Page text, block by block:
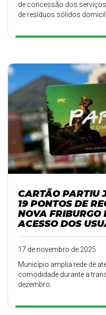
de concessão dos
de resíduos sólidos
CARTÃO PARTIU
19 PONTOS DE
NOVA FRIBURGO
ACESSO DOS
17 de novembro de 2025
Município amplia rede de
comodidade durante a
dezembro.